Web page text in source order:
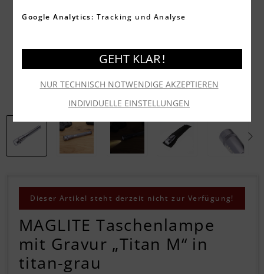
Dieser Artikel steht derzeit nicht zur Verfügung!
MAGLITE Taschenlampe
mit Gravur „Titan M“ in
titan-grau
Google Analytics: Tracking und Analyse
INDIVIDUELLE EINSTELLUNGEN
NUR TECHNISCH NOTWENDIGE AKZEPTIEREN
GEHT KLAR !